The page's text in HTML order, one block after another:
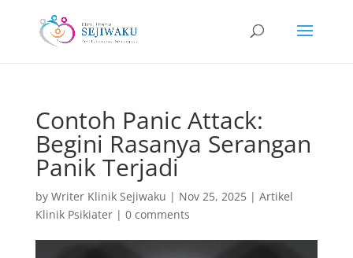
Contoh Panic Attack:
Begini Rasanya Serangan
Panik Terjadi
by Writer Klinik Sejiwaku | Nov 25, 2025| Artikel
Klinik Psikiater| 0 comments